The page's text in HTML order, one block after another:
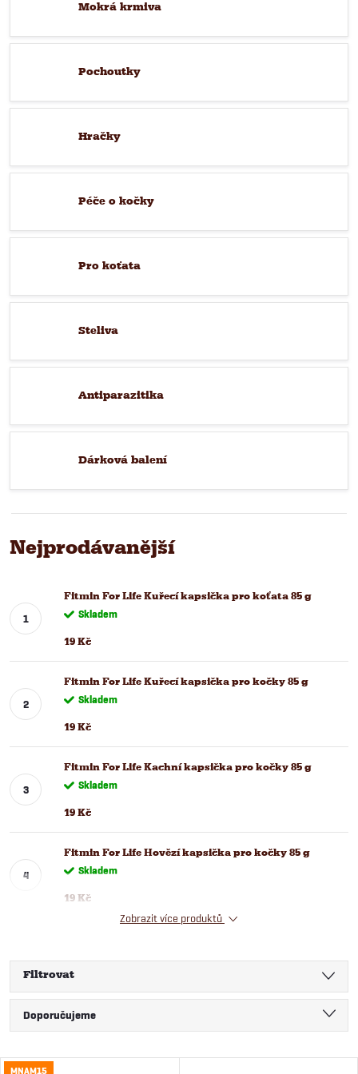
Mokrá krmiva
Pochoutky
Hračky
Péče o kočky
Pro koťata
Steliva
Antiparazitika
Dárková balení
Nejprodávanější
Fitmin For Life Kuřecí kapsička pro koťata 85 g
Skladem
19 Kč
Fitmin For Life Kuřecí kapsička pro kočky 85 g
Skladem
19 Kč
Fitmin For Life Kachní kapsička pro kočky 85 g
Skladem
19 Kč
Fitmin For Life Hovězí kapsička pro kočky 85 g
Skladem
19 Kč
Zobrazit více produktů
Filtrovat
Ř
a
Doporučujeme
MNAM15